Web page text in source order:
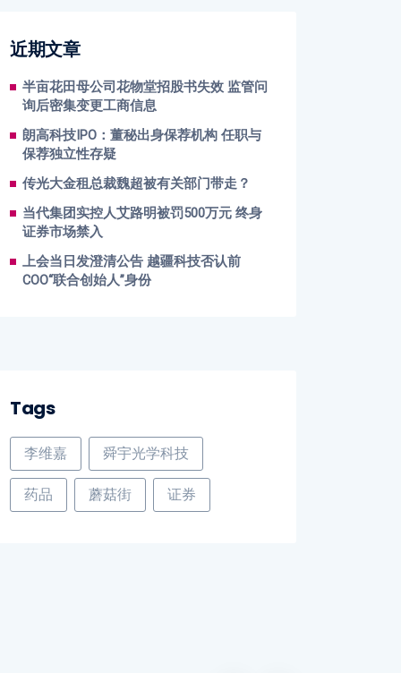
近期文章
半亩花田母公司花物堂招股书失效 监管问
询后密集变更工商信息
朗高科技IPO：董秘出身保荐机构 任职与
保荐独立性存疑
传光大金租总裁魏超被有关部门带走？
当代集团实控人艾路明被罚500万元 终身
证券市场禁入
上会当日发澄清公告 越疆科技否认前
COO“联合创始人”身份
Tags
李维嘉 舜宇光学科技
药品 蘑菇街 证券